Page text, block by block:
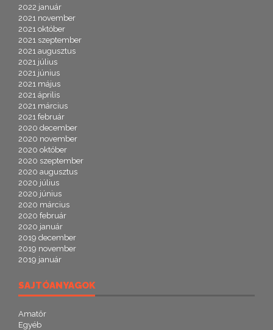
2022 január
2021 november
2021 október
2021 szeptember
2021 augusztus
2021 július
2021 június
2021 május
2021 április
2021 március
2021 február
2020 december
2020 november
2020 október
2020 szeptember
2020 augusztus
2020 július
2020 június
2020 március
2020 február
2020 január
2019 december
2019 november
2019 január
SAJTÓANYAGOK
Amatőr
Egyéb